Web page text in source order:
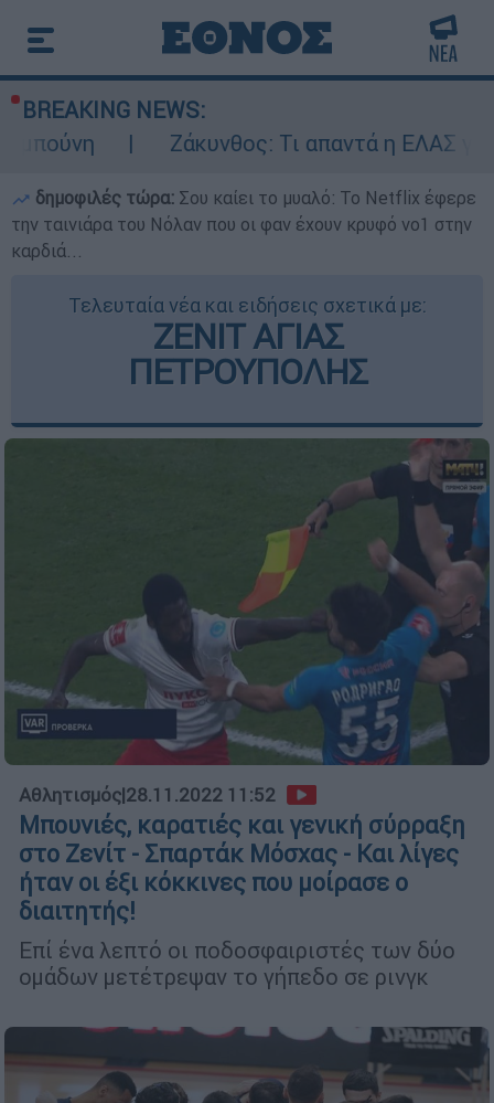
BREAKING NEWS:
Ζάκυνθος: Τι απαντά η ΕΛΑΣ για τους 8
δημοφιλές τώρα: Σου καίει το μυαλό: Το Netflix έφερε
την ταινιάρα του Νόλαν που οι φαν έχουν κρυφό νο1 στην
καρδιά...
Τελευταία νέα και ειδήσεις σχετικά με:
ΖΕΝΙΤ ΑΓΙΑΣ
ΠΕΤΡΟΥΠΟΛΗΣ
Αθλητισμός|28.11.2022 11:52
Μπουνιές, καρατιές και γενική σύρραξη
στο Ζενίτ - Σπαρτάκ Μόσχας - Και λίγες
ήταν οι έξι κόκκινες που μοίρασε ο
διαιτητής!
Επί ένα λεπτό οι ποδοσφαιριστές των δύο
ομάδων μετέτρεψαν το γήπεδο σε ρινγκ